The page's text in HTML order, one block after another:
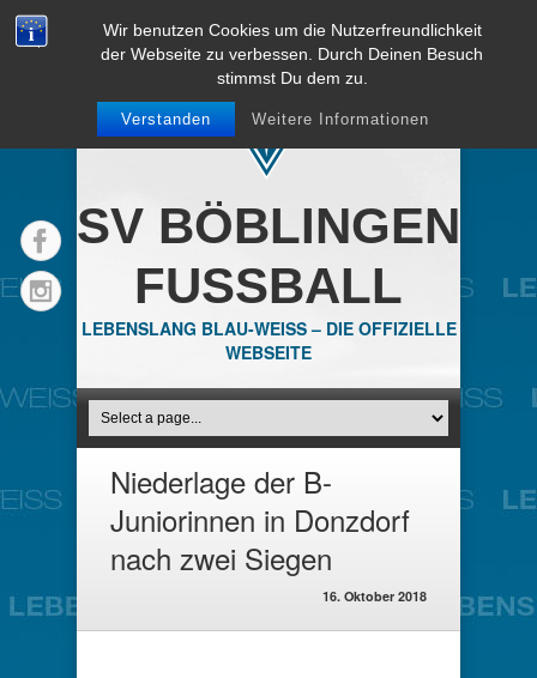
Wir benutzen Cookies um die Nutzerfreundlichkeit
der Webseite zu verbessen. Durch Deinen Besuch
stimmst Du dem zu.
Verstanden Weitere Informationen
SV BÖBLINGEN
FUSSBALL
LEBENSLANG BLAU-WEISS – DIE OFFIZIELLE
WEBSEITE
Niederlage der B-
Juniorinnen in Donzdorf
nach zwei Siegen
16. Oktober 2018